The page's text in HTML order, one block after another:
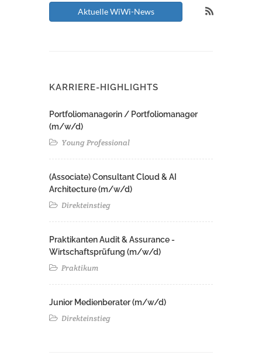
Aktuelle WiWi-News
KARRIERE-HIGHLIGHTS
Portfoliomanagerin / Portfoliomanager
(m/w/d)
Young Professional
(Associate) Consultant Cloud & AI
Architecture (m/w/d)​ ​
Direkteinstieg
Praktikanten Audit & Assurance -
Wirtschaftsprüfung (m/w/d)
Praktikum
Junior Medienberater (m/w/d)
Direkteinstieg